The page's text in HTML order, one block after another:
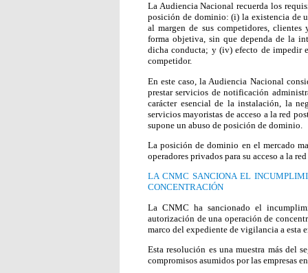
La Audiencia Nacional recuerda los
posición de dominio: (i) la existencia de
al margen de sus competidores,
forma objetiva, sin que dependa de la
dicha conducta; y (iv) efecto de impedir
competidor.
En este caso, la Audiencia Nacional
prestar servicios de notificación
carácter esencial de la instalación, la
servicios mayoristas de acceso a la red
supone un abuso de posición de dominio.
La posición de dominio en el mercado
operadores privados para su acceso a la
LA CNMC SANCIONA EL
CONCENTRACIÓN
La CNMC ha sancionado el
autorización de una operación de
marco del expediente de vigilancia a esta
Esta resolución es una muestra más del
compromisos asumidos por las empresas